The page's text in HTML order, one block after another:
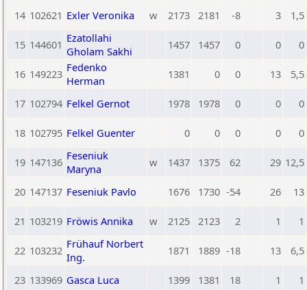
14 102621 Exler Veronika w 2173 2181 -8 3 1,5
15 144601 Ezatollahi
Gholam Sakhi
1457 1457 0 0 0
16 149223 Fedenko
Herman
1381 0 0 13 5,5
17 102794 Felkel Gernot 1978 1978 0 0 0
18 102795 Felkel Guenter 0 0 0 0 0
19 147136 Feseniuk
Maryna
w 1437 1375 62 29 12,5
20 147137 Feseniuk Pavlo 1676 1730 -54 26 13
21 103219 Fröwis Annika w 2125 2123 2 1 1
22 103232 Frühauf Norbert
Ing.
1871 1889 -18 13 6,5
23 133969 Gasca Luca 1399 1381 18 1 1